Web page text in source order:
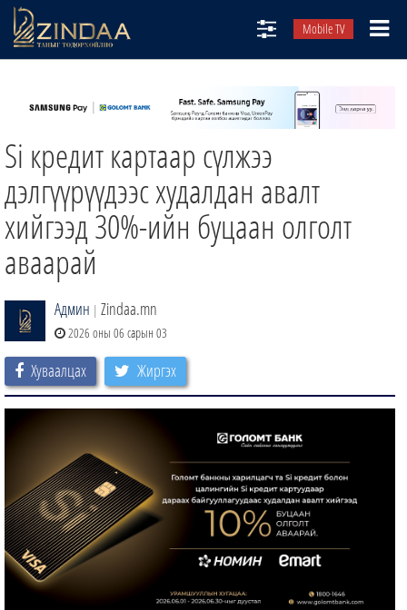
Mobile TV
ТВ8
ӨГЛӨӨНИЙ СОНИН
АУДИО ЗОХИОЛ
ЗИНДАА СЭТГҮҮЛ
Si кредит картаар сүлжээ
дэлгүүрүүдээс худалдан авалт
хийгээд 30%-ийн буцаан олголт
аваарай
Админ | Zindaa.mn
2026 оны 06 сарын 03
Хуваалцах Жиргэх